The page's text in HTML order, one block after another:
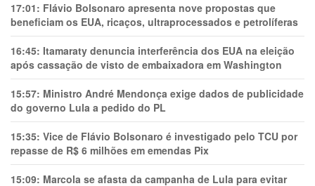
17:01: Flávio Bolsonaro apresenta nove propostas que
beneficiam os EUA, ricaços, ultraprocessados e petrolíferas
16:45: Itamaraty denuncia interferência dos EUA na eleição
após cassação de visto de embaixadora em Washington
15:57: Ministro André Mendonça exige dados de publicidade
do governo Lula a pedido do PL
15:35: Vice de Flávio Bolsonaro é investigado pelo TCU por
repasse de R$ 6 milhões em emendas Pix
15:09: Marcola se afasta da campanha de Lula para evitar